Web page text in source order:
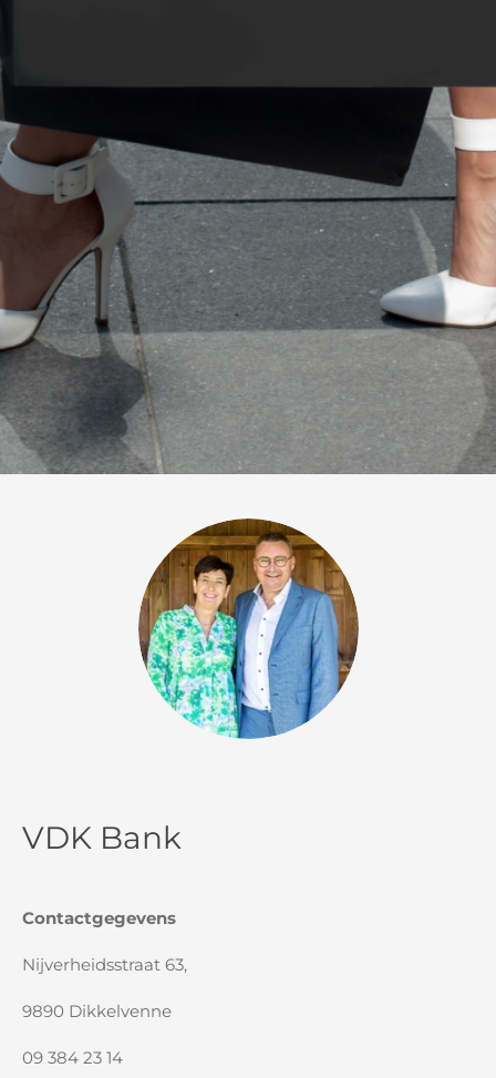
VDK Bank
Contactgegevens
Nijverheidsstraat 63,
9890 Dikkelvenne
09 384 23 14